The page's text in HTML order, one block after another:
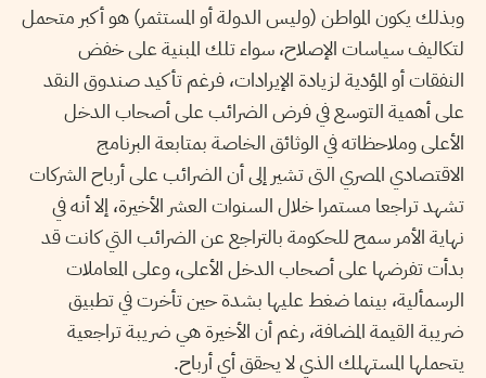
وبذلك يكون المواطن (وليس الدولة أو المستثمر) هو أكبر متحمل
لتكاليف سياسات الإصلاح، سواء تلك المبنية على خفض
النفقات أو المؤدية لزيادة الإيرادات، فرغم تأكيد صندوق النقد
على أهمية التوسع في فرض الضرائب على أصحاب الدخل
الأعلى وملاحظاته في الوثائق الخاصة بمتابعة البرنامج
الاقتصادي المصري التى تشير إلى أن الضرائب على أرباح الشركات
تشهد تراجعا مستمرا خلال السنوات العشر الأخيرة، إلا أنه في
نهاية الأمر سمح للحكومة بالتراجع عن الضرائب التي كانت قد
بدأت تفرضها على أصحاب الدخل الأعلى، وعلى المعاملات
الرسمألية، بينما ضغط عليها بشدة حين تأخرت في تطبيق
ضريبة القيمة المضافة، رغم أن الأخيرة هي ضريبة تراجعية
يتحملها المستهلك الذي لا يحقق أي أرباح.